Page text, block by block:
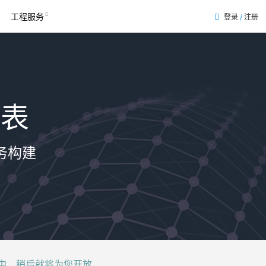
工程服务 登录 / 注册
构建